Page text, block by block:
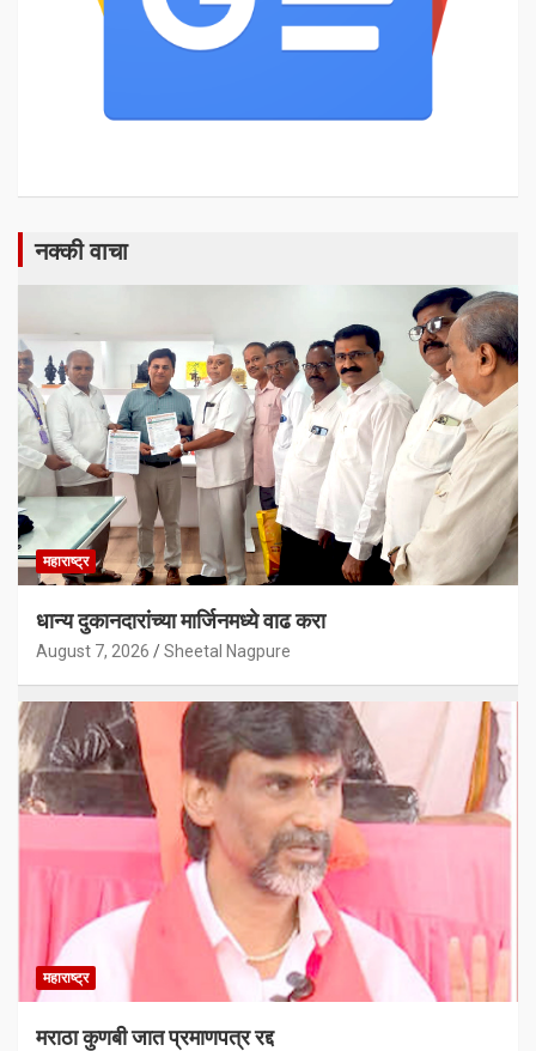
नक्की वाचा
महाराष्ट्र
धान्य दुकानदारांच्या मार्जिनमध्ये वाढ करा
August 7, 2026 Sheetal Nagpure
महाराष्ट्र
मराठा कुणबी जात प्रमाणपत्र रद्द